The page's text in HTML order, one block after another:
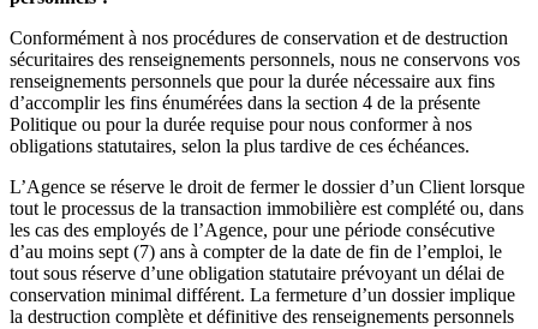
Conformément à nos procédures de conservation et de destruction
sécuritaires des renseignements personnels, nous ne conservons vos
renseignements personnels que pour la durée nécessaire aux fins
d’accomplir les fins énumérées dans la section 4 de la présente
Politique ou pour la durée requise pour nous conformer à nos
obligations statutaires, selon la plus tardive de ces échéances.
L’Agence se réserve le droit de fermer le dossier d’un Client lorsque
tout le processus de la transaction immobilière est complété ou, dans
les cas des employés de l’Agence, pour une période consécutive
d’au moins sept (7) ans à compter de la date de fin de l’emploi, le
tout sous réserve d’une obligation statutaire prévoyant un délai de
conservation minimal différent. La fermeture d’un dossier implique
la destruction complète et définitive des renseignements personnels